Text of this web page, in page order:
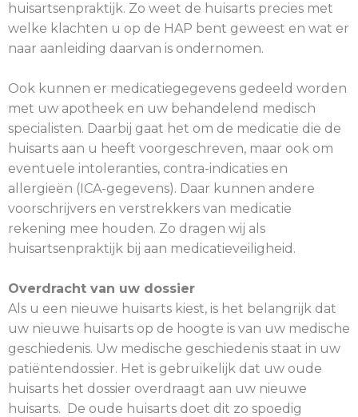
huisartsenpraktijk. Zo weet de huisarts precies met
welke klachten u op de HAP bent geweest en wat er
naar aanleiding daarvan is ondernomen.
Ook kunnen er medicatiegegevens gedeeld worden
met uw apotheek en uw behandelend medisch
specialisten. Daarbij gaat het om de medicatie die de
huisarts aan u heeft voorgeschreven, maar ook om
eventuele intoleranties, contra-indicaties en
allergieën (ICA-gegevens). Daar kunnen andere
voorschrijvers en verstrekkers van medicatie
rekening mee houden. Zo dragen wij als
huisartsenpraktijk bij aan medicatieveiligheid.
Overdracht van uw dossier
Als u een nieuwe huisarts kiest, is het belangrijk dat
uw nieuwe huisarts op de hoogte is van uw medische
geschiedenis. Uw medische geschiedenis staat in uw
patiëntendossier. Het is gebruikelijk dat uw oude
huisarts het dossier overdraagt aan uw nieuwe
huisarts. De oude huisarts doet dit zo spoedig